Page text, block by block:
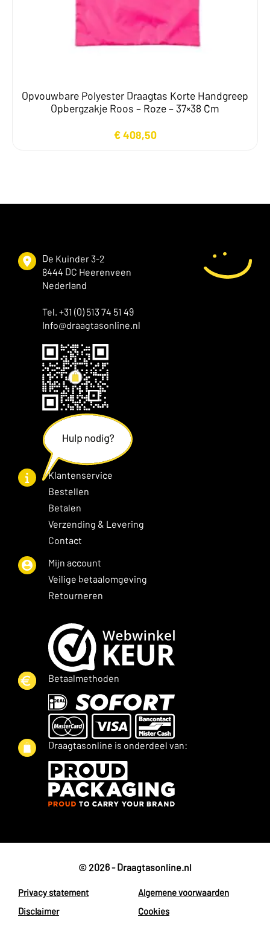
Opvouwbare Polyester Draagtas Korte Handgreep
Opbergzakje Roos – Roze – 37×38 Cm
€408,50
De Kuinder 3-2
8444 DC Heerenveen
Nederland
Tel. +31 (0) 513 74 51 49
Info@draagtasonline.nl
Klantenservice
Bestellen
Betalen
Verzending & Levering
Contact
Mijn account
Veilige betaalomgeving
Retourneren
Betaalmethoden
Draagtasonline is onderdeel van:
© 2026 - Draagtasonline.nl
Privacy statement
Algemene voorwaarden
Disclaimer
Cookies